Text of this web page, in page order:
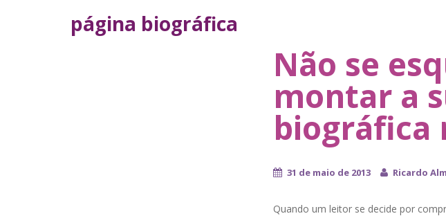
página biográfica
Não se
montar a
biográfica
31 de maio de 2013 Ricardo
Quando um leitor se decide por